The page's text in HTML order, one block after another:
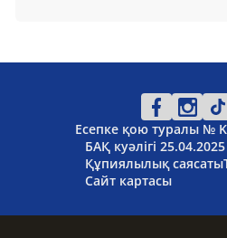
Есепке қою туралы №
БАҚ куәлігі
Құпиялылық саясаты
Сайт картасы